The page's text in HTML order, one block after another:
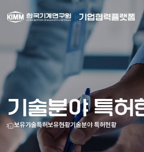
메인으로
이동
기술분야 특허
홈 보유기술특허보유현황기술분야 특허현황